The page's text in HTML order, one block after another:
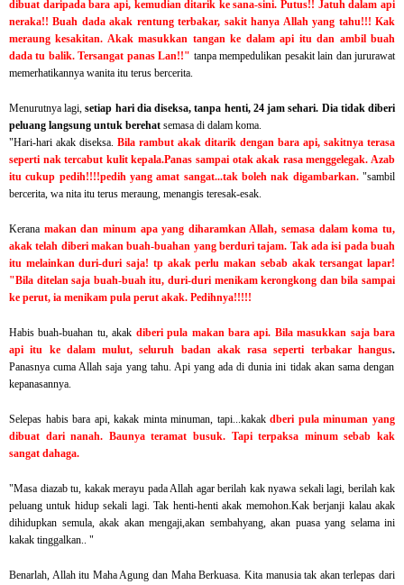
dibuat daripada bara api, kemudian ditarik ke sana-sini. Putus!! Jatuh dalam api
neraka!! Buah dada akak rentung terbakar, sakit hanya Allah yang tahu!!! Kak
meraung kesakitan. Akak masukkan tangan ke dalam api itu dan ambil buah
dada tu balik. Tersangat panas Lan!!" tanpa mempedulikan pesakit lain dan jururawat
memerhatikannya wanita itu terus bercerita.
Menurutnya lagi, setiap hari dia diseksa, tanpa henti, 24 jam sehari. Dia tidak diberi
peluang langsung untuk berehat semasa di dalam koma.
"Hari-hari akak diseksa. Bila rambut akak ditarik dengan bara api, sakitnya terasa
seperti nak tercabut kulit kepala.Panas sampai otak akak rasa menggelegak. Azab
itu cukup pedih!!!!pedih yang amat sangat...tak boleh nak digambarkan."sambil
bercerita, wa nita itu terus meraung, menangis teresak-esak.
Kerana makan dan minum apa yang diharamkan Allah, semasa dalam koma tu,
akak telah diberi makan buah-buahan yang berduri tajam. Tak ada isi pada buah
itu melainkan duri-duri saja! tp akak perlu makan sebab akak tersangat lapar!
"Bila ditelan saja buah-buah itu, duri-duri menikam kerongkong dan bila sampai
ke perut, ia menikam pula perut akak. Pedihnya!!!!!
Habis buah-buahan tu, akak diberi pula makan bara api. Bila masukkan saja bara
api itu ke dalam mulut, seluruh badan akak rasa seperti terbakar hangus.
Panasnya cuma Allah saja yang tahu. Api yang ada di dunia ini tidak akan sama dengan
kepanasannya.
Selepas habis bara api, kakak minta minuman, tapi...kakakdberi pula minuman yang
dibuat dari nanah. Baunya teramat busuk. Tapi terpaksa minum sebab kak
sangat dahaga.
"Masa diazab tu, kakak merayu pada Allah agar berilah kak nyawa sekali lagi, berilah kak
peluang untuk hidup sekali lagi. Tak henti-henti akak memohon.Kak berjanji kalau akak
dihidupkan semula, akak akan mengaji,akan sembahyang, akan puasa yang selama ini
kakak tinggalkan.. "
Benarlah, Allah itu Maha Agung dan Maha Berkuasa. Kita manusia tak akan terlepas dari